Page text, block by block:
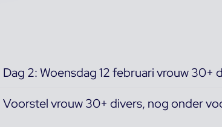
Dag 2: Woensdag 12 februari vrouw 30+
Voorstel vrouw 30+ divers, nog onder